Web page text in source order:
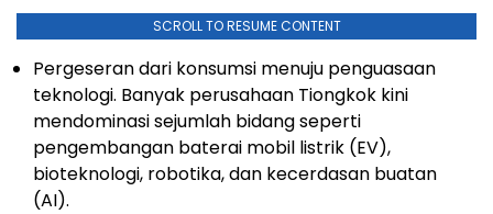
SCROLL TO RESUME CONTENT
Pergeseran dari konsumsi menuju penguasaan
teknologi. Banyak perusahaan Tiongkok kini
mendominasi sejumlah bidang seperti
pengembangan baterai mobil listrik (EV),
bioteknologi, robotika, dan kecerdasan buatan
(AI).